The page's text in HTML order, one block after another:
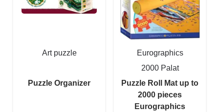
Art puzzle
Puzzle Organizer
Eurographics
2000 Palat
Puzzle Roll Mat up to
2000 pieces
Eurographics